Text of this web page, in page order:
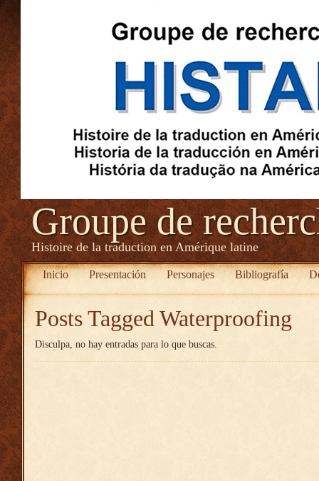
Groupe de
Histoire de la traduction en Amérique latine
Inicio Presentación Personajes Bibliografía
Posts Tagged Waterproofing
Disculpa, no hay entradas para lo que buscas.